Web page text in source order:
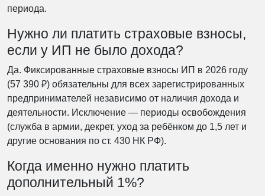
периода.
Нужно ли платить страховые взносы,
если у ИП не было дохода?
Да. Фиксированные страховые взносы ИП в 2026 году
(57 390 ₽) обязательны для всех зарегистрированных
предпринимателей независимо от наличия дохода и
деятельности. Исключение — периоды освобождения
(служба в армии, декрет, уход за ребёнком до 1,5 лет и
другие основания по ст. 430 НК РФ).
Когда именно нужно платить
дополнительный 1%?